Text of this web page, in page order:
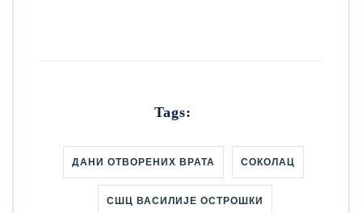
Tags:
ДАНИ ОТВОРЕНИХ ВРАТА СОКОЛАЦ
СШЦ ВАСИЛИЈЕ ОСТРОШКИ